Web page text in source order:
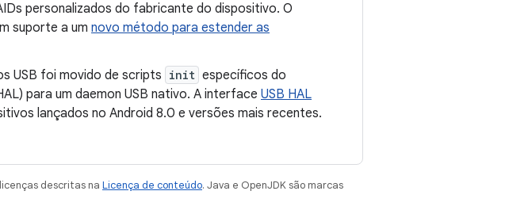
personalizados do fabricante do dispositivo. O
suporte a um novo método para estender as
USB foi movido de scripts init específicos do
para um daemon USB nativo. A interface USB HAL
lançados no Android 8.0 e versões mais recentes.
descritas na Licença de conteúdo. Java e OpenJDK são marcas